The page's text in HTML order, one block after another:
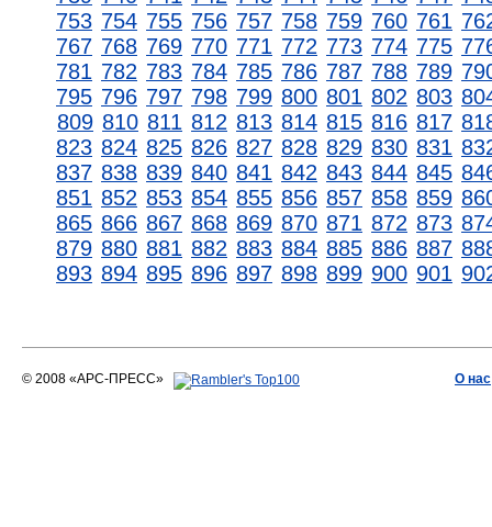
753 754 755 756 757 758 759 760 761
767 768 769 770 771 772 773 774 775
781 782 783 784 785 786 787 788 789
795 796 797 798 799 800 801 802 803
809 810 811 812 813 814 815 816 817
823 824 825 826 827 828 829 830 831
837 838 839 840 841 842 843 844 845
851 852 853 854 855 856 857 858 859
865 866 867 868 869 870 871 872 873
879 880 881 882 883 884 885 886 887
893 894 895 896 897 898 899 900 901
© 2008 «АРС-ПРЕСС» О нас